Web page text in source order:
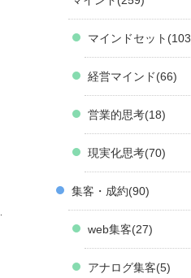
マインドセット 103
経営マインド 66
営業的思考 18
現実化思考 70
集客・成約 90
web集客 27
アナログ集客 5